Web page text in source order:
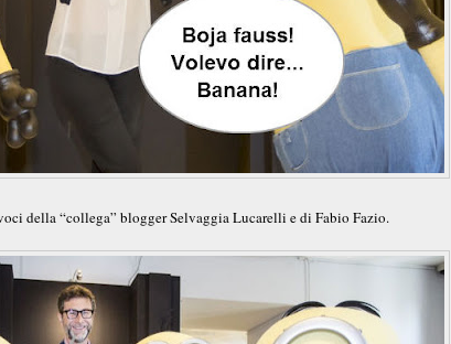
della “collega” blogger Selvaggia Lucarelli e di Fabio Fazio.